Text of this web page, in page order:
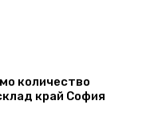
количество
край София